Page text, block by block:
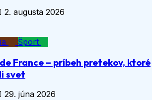
2. augusta 2026
Šport
France – príbeh pretekov, ktoré
svet
29. júna 2026